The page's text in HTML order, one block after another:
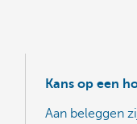
Kans op een
Aan beleggen